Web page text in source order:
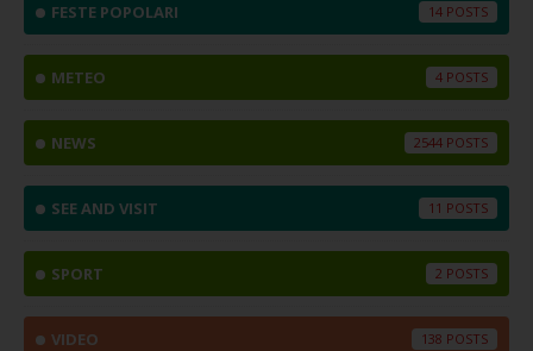
FESTE POPOLARI 14
METEO 4
NEWS 2544
SEE AND VISIT 11
SPORT 2
VIDEO 138